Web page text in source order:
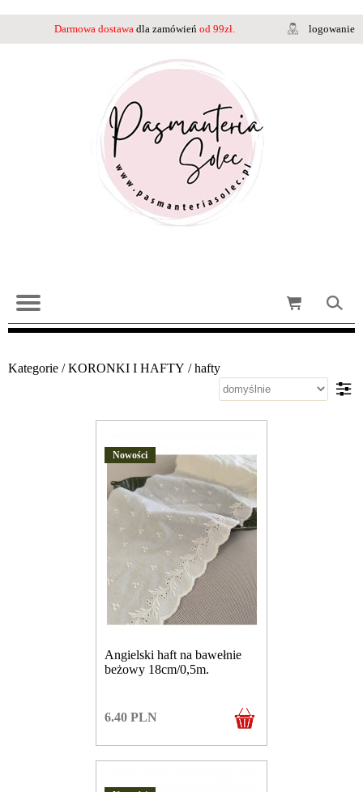
Darmowa dostawa dla zamówień od 99zł. logowanie
Kategorie /KORONKI I HAFTY /hafty
Nowości
Angielski haft na bawełnie
beżowy 18cm/0,5m.
6.40 PLN